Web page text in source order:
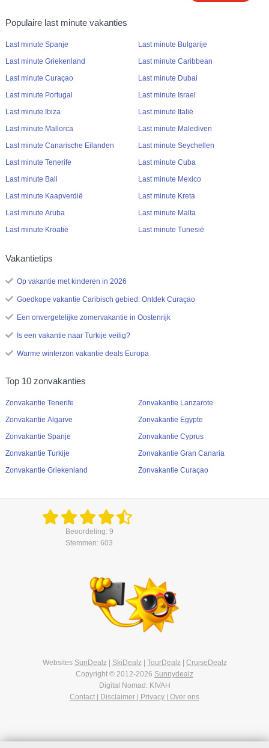
Populaire last minute vakanties
Last minute Spanje
Last minute Griekenland
Last minute Curaçao
Last minute Portugal
Last minute Ibiza
Last minute Mallorca
Last minute Canarische Eilanden
Last minute Tenerife
Last minute Bali
Last minute Kaapverdië
Last minute Aruba
Last minute Kroatië
Last minute Bulgarije
Last minute Caribbean
Last minute Dubai
Last minute Israel
Last minute Italië
Last minute Malediven
Last minute Seychellen
Last minute Cuba
Last minute Mexico
Last minute Kreta
Last minute Malta
Last minute Tunesië
Vakantietips
Op vakantie met kinderen in 2026
Goedkope vakantie Caribisch gebied: Ontdek Curaçao
Een onvergetelijke zomervakantie in Oostenrijk
Is een vakantie naar Turkije veilig?
Warme winterzon vakantie deals Europa
Top 10 zonvakanties
Zonvakantie Tenerife
Zonvakantie Algarve
Zonvakantie Spanje
Zonvakantie Turkije
Zonvakantie Griekenland
Zonvakantie Lanzarote
Zonvakantie Egypte
Zonvakantie Cyprus
Zonvakantie Gran Canaria
Zonvakantie Curaçao
Beoordeling: 9
Stemmen: 603
Websites SunDealz| SkiDealz| TourDealz| CruiseDealz
Copyright © 2012-2026 Sunnydealz
Digital Nomad: KIVAH
Contact | Disclaimer | Privacy | Over ons